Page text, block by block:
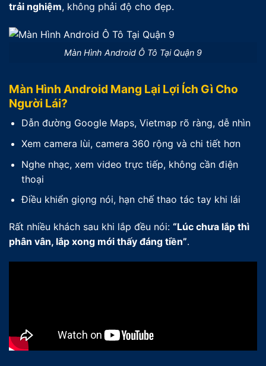
trải nghiệm, không phải độ cho đẹp.
Màn Hình Android Ô Tô Tại Quận 9
Màn Hình Android Mang Lại Lợi Ích Gì Cho
Người Lái?
Dẫn đường Google Maps, Vietmap rõ ràng, dễ nhìn
Xem camera lùi, camera 360 rộng và chi tiết hơn
Nghe nhạc, xem video trực tiếp, không cần điện
thoại
Điều khiển giọng nói, hạn chế thao tác tay khi lái
Rất nhiều khách sau khi lắp đều nói: “Lúc chưa lắp thì
phân vân, lắp xong mới thấy đáng tiền”.